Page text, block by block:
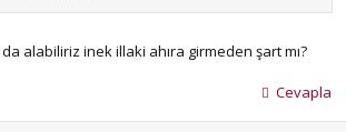
alabiliriz inek illaki ahıra girmeden şart mı?
Cevapla